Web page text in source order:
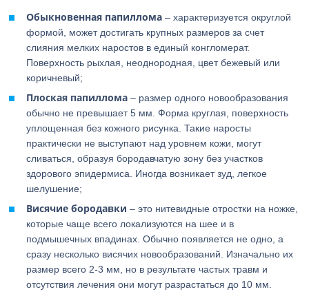
Обыкновенная папиллома – характеризуется округлой
формой, может достигать крупных размеров за счет
слияния мелких наростов в единый конгломерат.
Поверхность рыхлая, неоднородная, цвет бежевый или
коричневый;
Плоская папиллома – размер одного новообразования
обычно не превышает 5 мм. Форма круглая, поверхность
уплощенная без кожного рисунка. Такие наросты
практически не выступают над уровнем кожи, могут
сливаться, образуя бородавчатую зону без участков
здорового эпидермиса. Иногда возникает зуд, легкое
шелушение;
Висячие бородавки – это нитевидные отростки на ножке,
которые чаще всего локализуются на шее и в
подмышечных впадинах. Обычно появляется не одно, а
сразу несколько висячих новообразований. Изначально их
размер всего 2-3 мм, но в результате частых травм и
отсутствия лечения они могут разрастаться до 10 мм.